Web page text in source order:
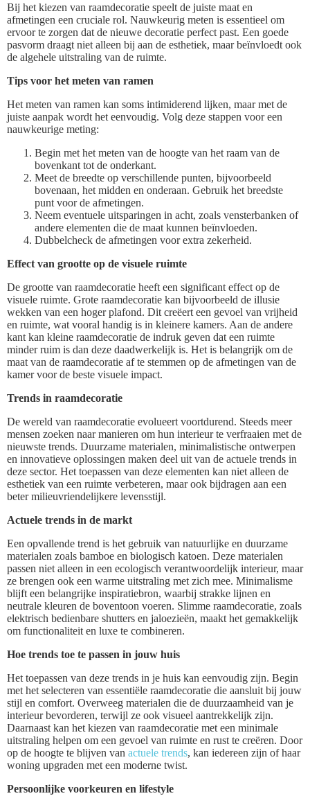
Bij het kiezen van raamdecoratie speelt de juiste maat en
afmetingen een cruciale rol. Nauwkeurig meten is essentieel om
ervoor te zorgen dat de nieuwe decoratie perfect past. Een goede
pasvorm draagt niet alleen bij aan de esthetiek, maar beïnvloedt ook
de algehele uitstraling van de ruimte.
Tips voor het meten van ramen
Het meten van ramen kan soms intimiderend lijken, maar met de
juiste aanpak wordt het eenvoudig. Volg deze stappen voor een
nauwkeurige meting:
Begin met het meten van de hoogte van het raam van de
bovenkant tot de onderkant.
Meet de breedte op verschillende punten, bijvoorbeeld
bovenaan, het midden en onderaan. Gebruik het breedste
punt voor de afmetingen.
Neem eventuele uitsparingen in acht, zoals vensterbanken of
andere elementen die de maat kunnen beïnvloeden.
Dubbelcheck de afmetingen voor extra zekerheid.
Effect van grootte op de visuele ruimte
De grootte van raamdecoratie heeft een significant effect op de
visuele ruimte. Grote raamdecoratie kan bijvoorbeeld de illusie
wekken van een hoger plafond. Dit creëert een gevoel van vrijheid
en ruimte, wat vooral handig is in kleinere kamers. Aan de andere
kant kan kleine raamdecoratie de indruk geven dat een ruimte
minder ruim is dan deze daadwerkelijk is. Het is belangrijk om de
maat van de raamdecoratie af te stemmen op de afmetingen van de
kamer voor de beste visuele impact.
Trends in raamdecoratie
De wereld van raamdecoratie evolueert voortdurend. Steeds meer
mensen zoeken naar manieren om hun interieur te verfraaien met de
nieuwste trends. Duurzame materialen, minimalistische ontwerpen
en innovatieve oplossingen maken deel uit van de actuele trends in
deze sector. Het toepassen van deze elementen kan niet alleen de
esthetiek van een ruimte verbeteren, maar ook bijdragen aan een
beter milieuvriendelijkere levensstijl.
Actuele trends in de markt
Een opvallende trend is het gebruik van natuurlijke en duurzame
materialen zoals bamboe en biologisch katoen. Deze materialen
passen niet alleen in een ecologisch verantwoordelijk interieur, maar
ze brengen ook een warme uitstraling met zich mee. Minimalisme
blijft een belangrijke inspiratiebron, waarbij strakke lijnen en
neutrale kleuren de boventoon voeren. Slimme raamdecoratie, zoals
elektrisch bedienbare shutters en jaloezieën, maakt het gemakkelijk
om functionaliteit en luxe te combineren.
Hoe trends toe te passen in jouw huis
Het toepassen van deze trends in je huis kan eenvoudig zijn. Begin
met het selecteren van essentiële raamdecoratie die aansluit bij jouw
stijl en comfort. Overweeg materialen die de duurzaamheid van je
interieur bevorderen, terwijl ze ook visueel aantrekkelijk zijn.
Daarnaast kan het kiezen van raamdecoratie met een minimale
uitstraling helpen om een gevoel van ruimte en rust te creëren. Door
op de hoogte te blijven van actuele trends, kan iedereen zijn of haar
woning upgraden met een moderne twist.
Persoonlijke voorkeuren en lifestyle